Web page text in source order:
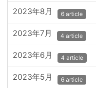
2023年8月 6 article
2023年7月 4 article
2023年6月 4 article
2023年5月 6 article